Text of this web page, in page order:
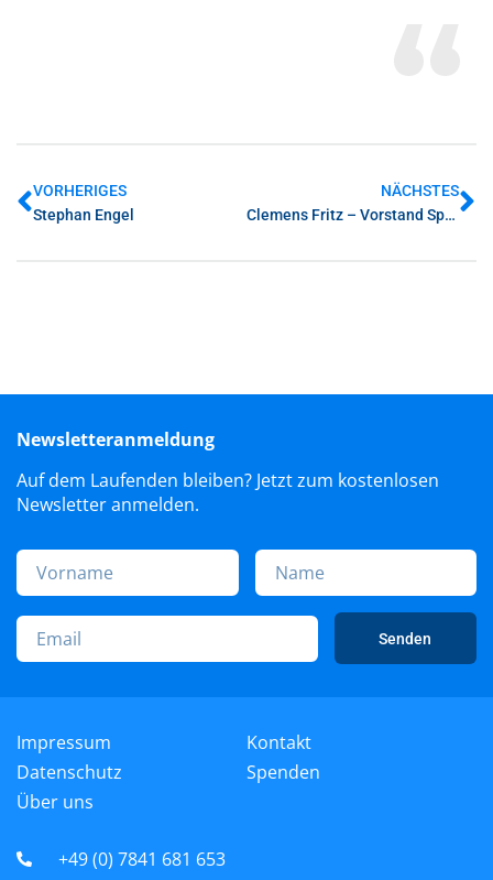
VORHERIGES
Stephan Engel
NÄCHSTES
Clemens Fritz – Vorstand Sparkasse Ortenau
Newsletteranmeldung
Auf dem Laufenden bleiben? Jetzt zum kostenlosen
Newsletter anmelden.
Senden
Impressum
Datenschutz
Über uns
Kontakt
Spenden
+49 (0) 7841 681 653